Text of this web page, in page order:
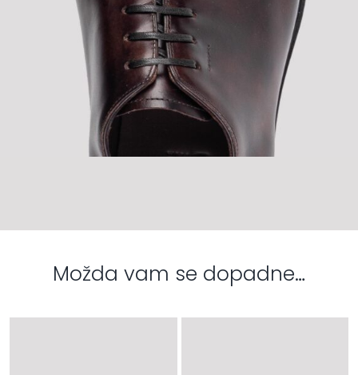
Možda vam se dopadne…